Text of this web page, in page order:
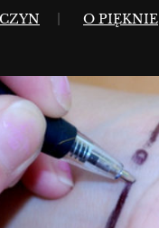
O PIĘKNIE